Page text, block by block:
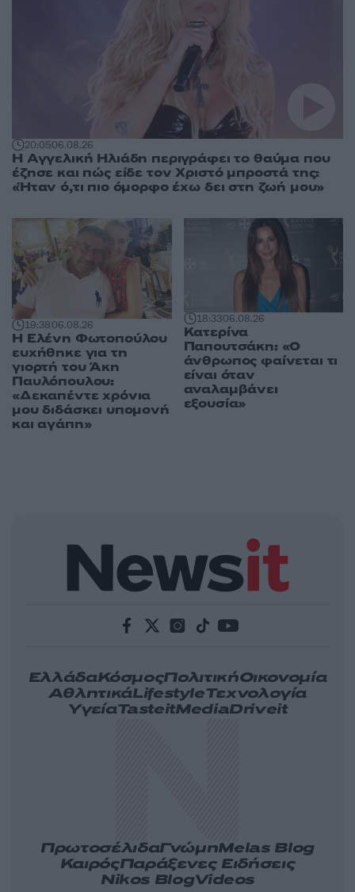
20:0506.08.26
Η Αγγελική Ηλιάδη περιγράφει το θαύμα που
έζησε και πώς είδε τον Χριστό μπροστά της:
«Ήταν ό,τι πιο όμορφο έχω δει στη ζωή μου»
19:3806.08.26
Η Ελένη Φωτοπούλου
ευχήθηκε για τη
γιορτή του Άκη
Παυλόπουλου:
«Δεκαπέντε χρόνια
μου διδάσκει υπομονή
και αγάπη»
18:3306.08.26
Κατερίνα
Παπουτσάκη: «Ο
άνθρωπος φαίνεται τι
είναι όταν
αναλαμβάνει
εξουσία»
ΕλλάδαΚόσμοςΠολιτικήΟικονομία
ΑθλητικάLifestyleΤεχνολογία
ΥγείαTasteitMediaDriveit
ΠρωτοσέλιδαΓνώμηMelas Blog
ΚαιρόςΠαράξενες Ειδήσεις
Nikos BlogVideos